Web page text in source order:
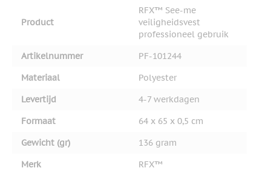
Product
RFX™ See-me
veiligheidsvest
professioneel gebruik
Artikelnummer
PF-101244
Materiaal
Polyester
Levertijd
4-7 werkdagen
Formaat
64 x 65 x 0,5 cm
Gewicht (gr)
136 gram
Merk
RFX™